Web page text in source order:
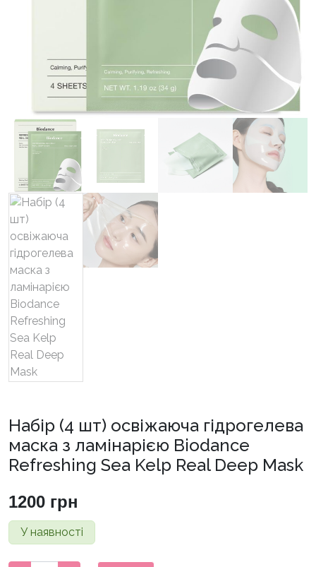
Набір (4 шт) освіжаюча гідрогелева
маска з ламінарією Biodance
Refreshing Sea Kelp Real Deep Mask
1200 грн
У наявності